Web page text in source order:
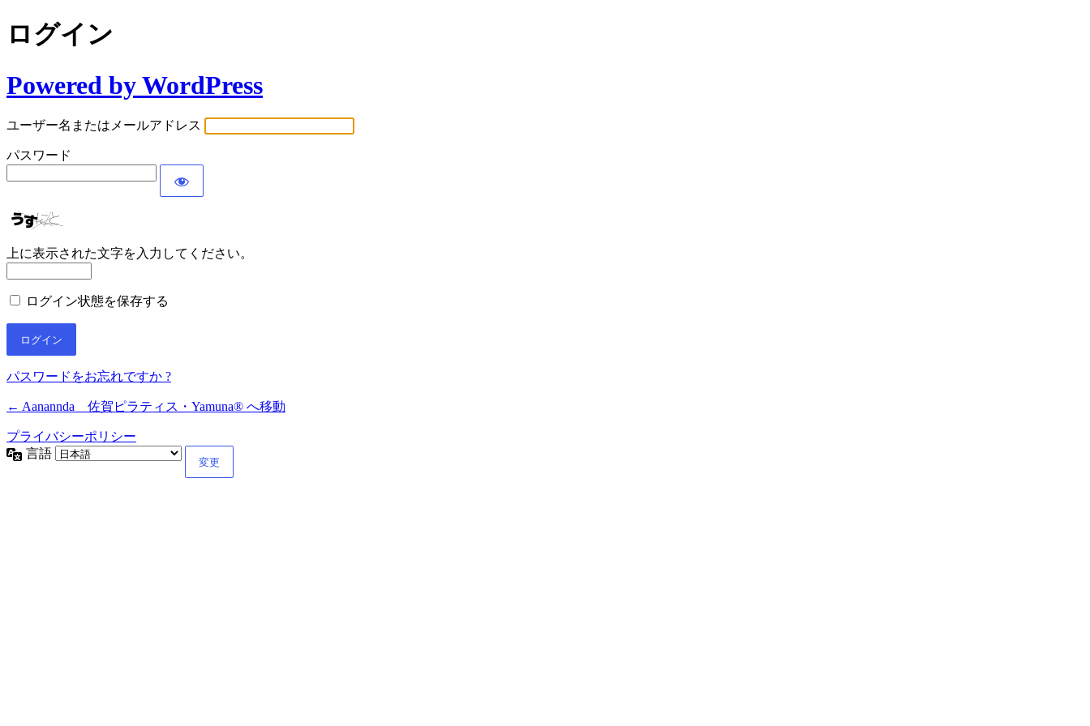
ログイン
Powered by WordPress
ユーザー名またはメールアドレス
パスワード
上に表示された文字を入力してください。
ログイン状態を保存する
パスワードをお忘れですか ?
← Aanannda 佐賀ピラティス・Yamuna® へ移動
プライバシーポリシー
言語